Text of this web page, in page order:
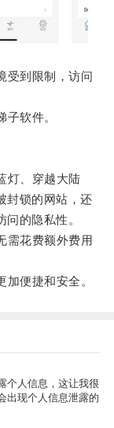
到限制，访问
软件。
、穿越大陆
封锁的网站，还
的隐私性。
花费额外费用
便捷和安全。
个人信息，这让我很
出现个人信息泄露的